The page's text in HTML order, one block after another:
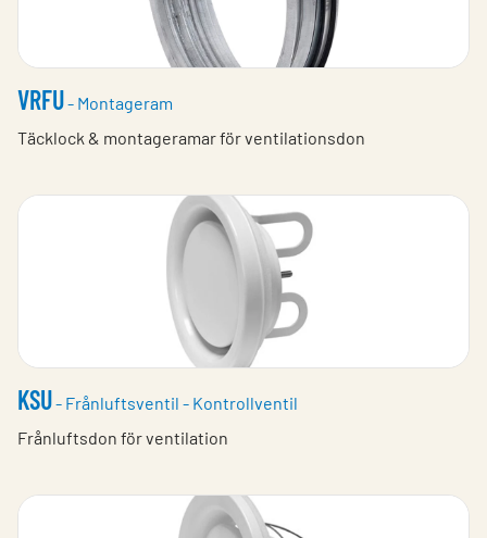
VRFU- Montageram
Täcklock & montageramar för ventilationsdon
KSU- Frånluftsventil - Kontrollventil
Frånluftsdon för ventilation